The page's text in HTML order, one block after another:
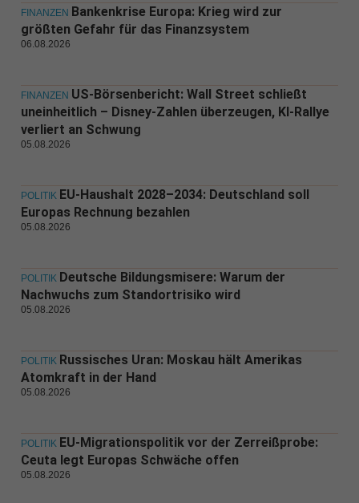
FINANZEN Bankenkrise Europa: Krieg wird zur
größten Gefahr für das Finanzsystem
06.08.2026
FINANZEN US-Börsenbericht: Wall Street schließt
uneinheitlich – Disney-Zahlen überzeugen, KI-Rallye
verliert an Schwung
05.08.2026
POLITIK EU-Haushalt 2028–2034: Deutschland soll
Europas Rechnung bezahlen
05.08.2026
POLITIK Deutsche Bildungsmisere: Warum der
Nachwuchs zum Standortrisiko wird
05.08.2026
POLITIK Russisches Uran: Moskau hält Amerikas
Atomkraft in der Hand
05.08.2026
POLITIK EU-Migrationspolitik vor der Zerreißprobe:
Ceuta legt Europas Schwäche offen
05.08.2026